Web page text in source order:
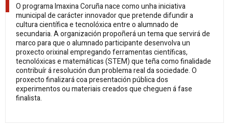
O programa Imaxina Coruña nace como unha iniciativa
municipal de carácter innovador que pretende difundir a
cultura científica e tecnolóxica entre o alumnado de
secundaria. A organización propoñerá un tema que servirá de
marco para que o alumnado participante desenvolva un
proxecto orixinal empregando ferramentas científicas,
tecnolóxicas e matemáticas (STEM) que teña como finalidade
contribuír á resolución dun problema real da sociedade. O
proxecto finalizará coa presentación pública dos
experimentos ou materiais creados que cheguen á fase
finalista.